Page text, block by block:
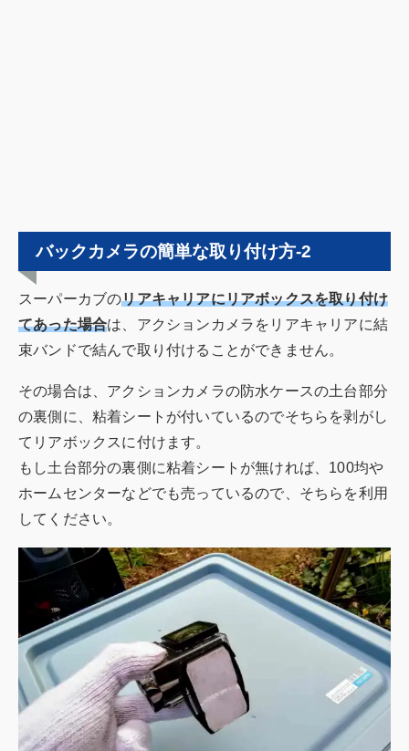
バックカメラの簡単な取り付け方-2
スーパーカブのリアキャリアにリアボックスを取り付け
てあった場合は、アクションカメラをリアキャリアに結
束バンドで結んで取り付けることができません。
その場合は、アクションカメラの防水ケースの土台部分
の裏側に、粘着シートが付いているのでそちらを剥がし
てリアボックスに付けます。
もし土台部分の裏側に粘着シートが無ければ、100均や
ホームセンターなどでも売っているので、そちらを利用
してください。